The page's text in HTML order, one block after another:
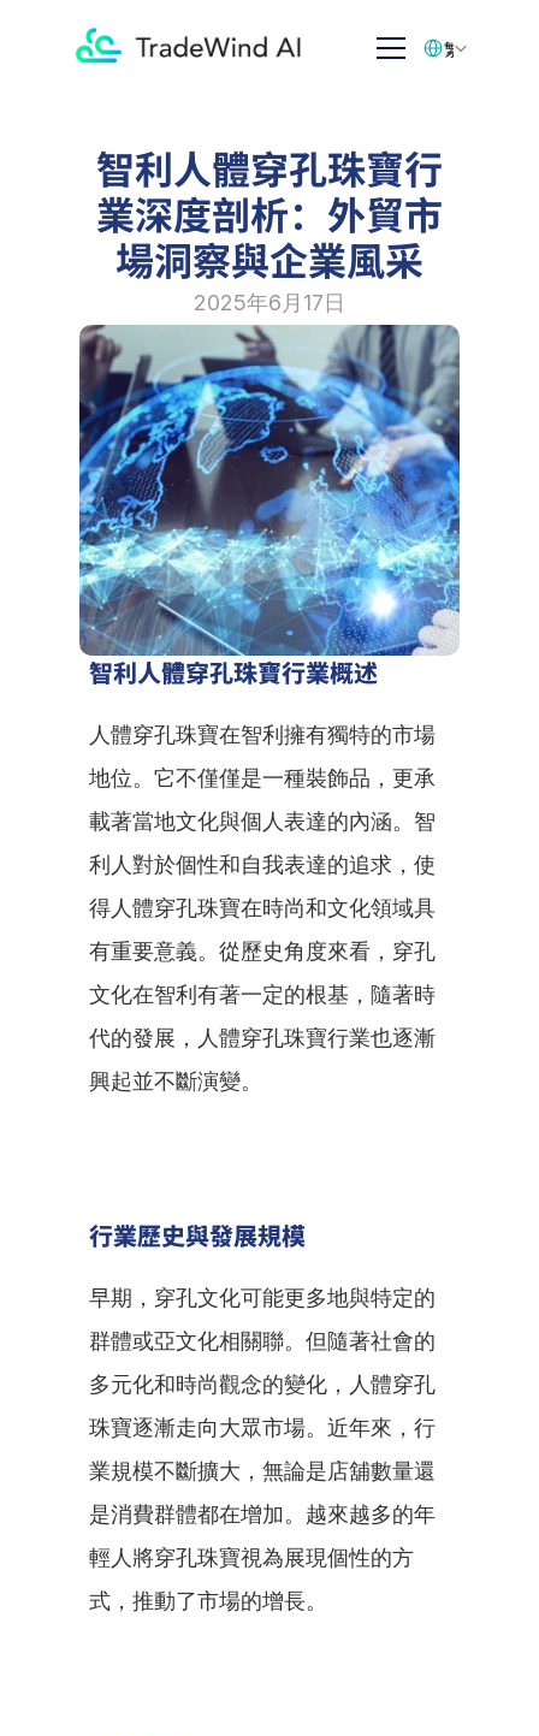
智利人體穿孔珠寶行
業深度剖析：外貿市
場洞察與企業風采
2025年6月17日
智利人體穿孔珠寶行業概述
人體穿孔珠寶在智利擁有獨特的市場
地位。它不僅僅是一種裝飾品，更承
載著當地文化與個人表達的內涵。智
利人對於個性和自我表達的追求，使
得人體穿孔珠寶在時尚和文化領域具
有重要意義。從歷史角度來看，穿孔
文化在智利有著一定的根基，隨著時
代的發展，人體穿孔珠寶行業也逐漸
興起並不斷演變。
行業歷史與發展規模
早期，穿孔文化可能更多地與特定的
群體或亞文化相關聯。但隨著社會的
多元化和時尚觀念的變化，人體穿孔
珠寶逐漸走向大眾市場。近年來，行
業規模不斷擴大，無論是店舖數量還
是消費群體都在增加。越來越多的年
輕人將穿孔珠寶視為展現個性的方
式，推動了市場的增長。
繁体中文